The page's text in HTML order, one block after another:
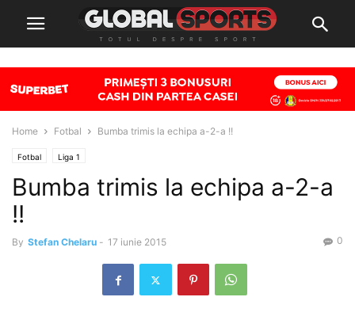
Home Fotbal Bumba trimis la echipa a-2-a !!
Fotbal Liga 1
Bumba trimis la echipa a-2-a
!!
By Stefan Chelaru - 17 iunie 2015 0